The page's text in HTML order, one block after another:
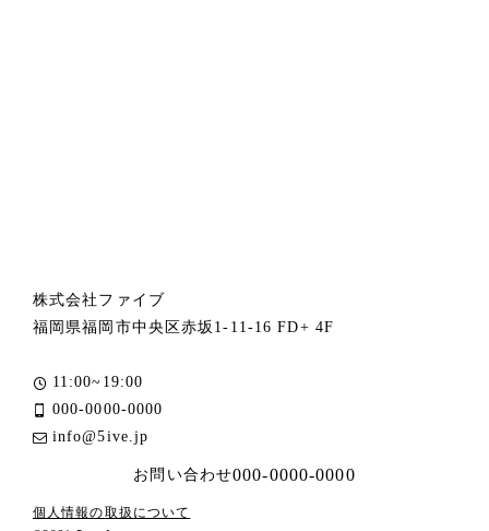
株式会社ファイブ
福岡県福岡市中央区赤坂1-11-16 FD+ 4F
11:00~19:00
000-0000-0000
info@5ive.jp
お問い合わせ000-0000-0000
個人情報の取扱について